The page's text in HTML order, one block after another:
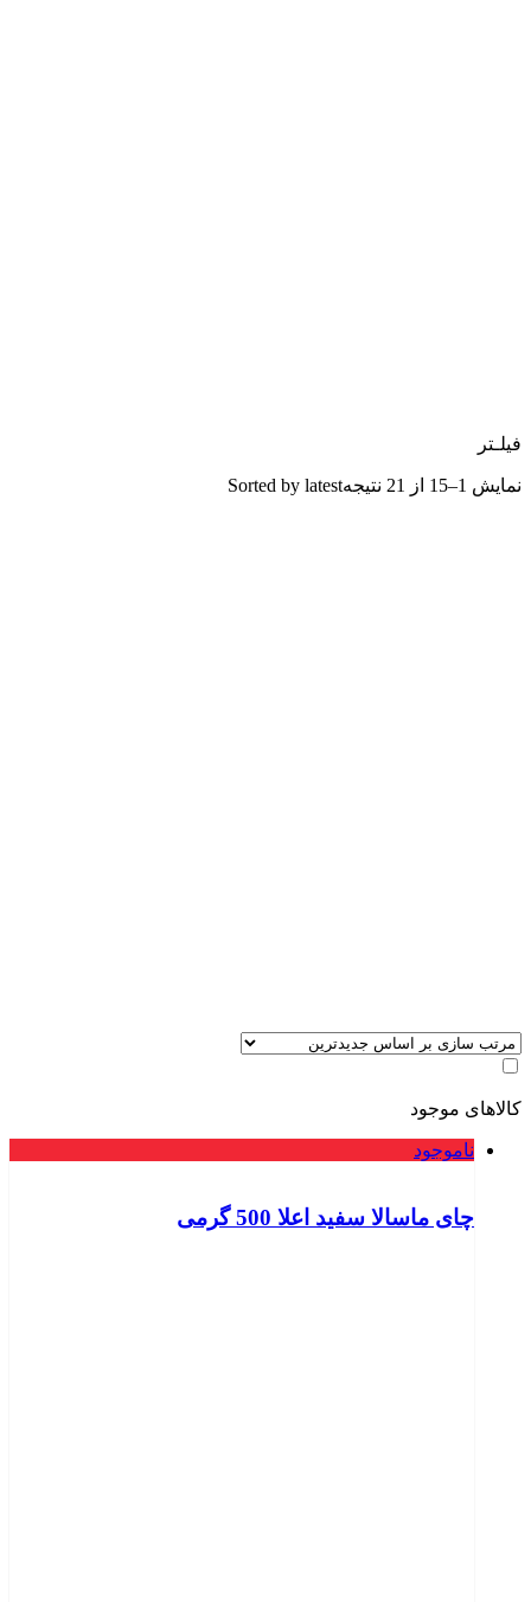
فیلـتر
نمایش 1–15 از 21 نتیجه Sorted by latest
کالاهای موجود
ناموجود
چای ماسالا سفید اعلا 500 گرمی